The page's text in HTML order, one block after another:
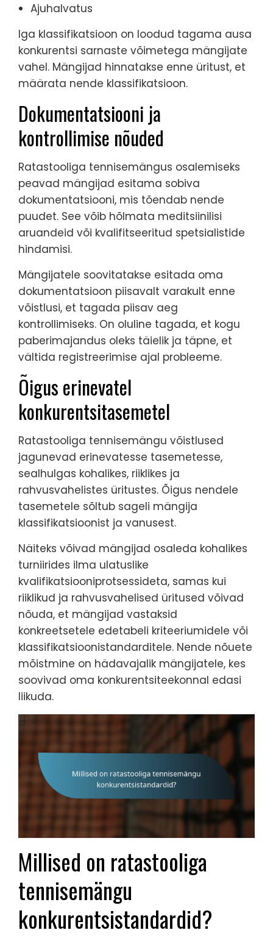
Ajuhalvatus
Iga klassifikatsioon on loodud tagama ausa
konkurentsi sarnaste võimetega mängijate
vahel. Mängijad hinnatakse enne üritust, et
määrata nende klassifikatsioon.
Dokumentatsiooni ja
kontrollimise nõuded
Ratastooliga tennisemängus osalemiseks
peavad mängijad esitama sobiva
dokumentatsiooni, mis tõendab nende
puudet. See võib hõlmata meditsiinilisi
aruandeid või kvalifitseeritud spetsialistide
hindamisi.
Mängijatele soovitatakse esitada oma
dokumentatsioon piisavalt varakult enne
võistlusi, et tagada piisav aeg
kontrollimiseks. On oluline tagada, et kogu
paberimajandus oleks täielik ja täpne, et
vältida registreerimise ajal probleeme.
Õigus erinevatel
konkurentsitasemetel
Ratastooliga tennisemängu võistlused
jagunevad erinevatesse tasemetesse,
sealhulgas kohalikes, riiklikes ja
rahvusvahelistes üritustes. Õigus nendele
tasemetele sõltub sageli mängija
klassifikatsioonist ja vanusest.
Näiteks võivad mängijad osaleda kohalikes
turniirides ilma ulatuslike
kvalifikatsiooniprotsessideta, samas kui
riiklikud ja rahvusvahelised üritused võivad
nõuda, et mängijad vastaksid
konkreetsetele edetabeli kriteeriumidele või
klassifikatsioonistandarditele. Nende nõuete
mõistmine on hädavajalik mängijatele, kes
soovivad oma konkurentsiteekonnal edasi
liikuda.
Millised on ratastooliga
tennisemängu
konkurentsistandardid?